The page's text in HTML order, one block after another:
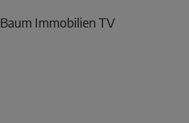
Baum Immobilien TV